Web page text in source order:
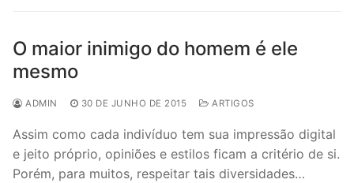
O maior inimigo do homem é ele
mesmo
ADMIN 30 DE JUNHO DE 2015 ARTIGOS
Assim como cada indivíduo tem sua impressão digital
e jeito próprio, opiniões e estilos ficam a critério de si.
Porém, para muitos, respeitar tais diversidades…